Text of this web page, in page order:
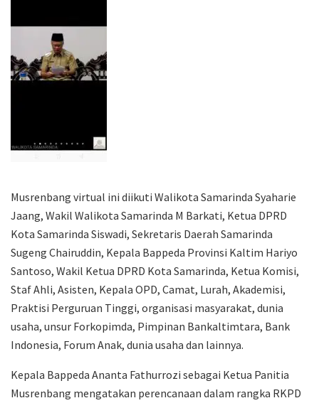
Musrenbang virtual ini diikuti Walikota Samarinda Syaharie
Jaang, Wakil Walikota Samarinda M Barkati, Ketua DPRD
Kota Samarinda Siswadi, Sekretaris Daerah Samarinda
Sugeng Chairuddin, Kepala Bappeda Provinsi Kaltim Hariyo
Santoso, Wakil Ketua DPRD Kota Samarinda, Ketua Komisi,
Staf Ahli, Asisten, Kepala OPD, Camat, Lurah, Akademisi,
Praktisi Perguruan Tinggi, organisasi masyarakat, dunia
usaha, unsur Forkopimda, Pimpinan Bankaltimtara, Bank
Indonesia, Forum Anak, dunia usaha dan lainnya.
Kepala Bappeda Ananta Fathurrozi sebagai Ketua Panitia
Musrenbang mengatakan perencanaan dalam rangka RKPD